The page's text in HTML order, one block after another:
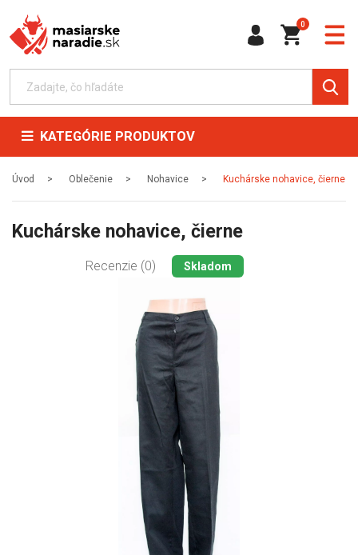
0
KATEGÓRIE PRODUKTOV
Úvod Oblečenie Nohavice Kuchárske nohavice, čierne
Kuchárske nohavice, čierne
Recenzie (0) Skladom